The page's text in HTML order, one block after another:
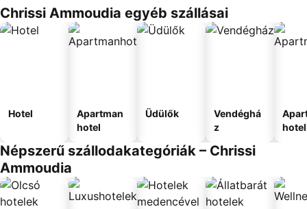
Chrissi Ammoudia egyéb szállásai
Hotel
Apartman
hotel
Üdülők
Vendéghá
z
hotel
Népszerű szállodakategóriák – Chrissi
Ammoudia